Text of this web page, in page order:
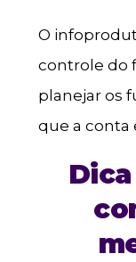
O
controle do
planejar os
que a conta